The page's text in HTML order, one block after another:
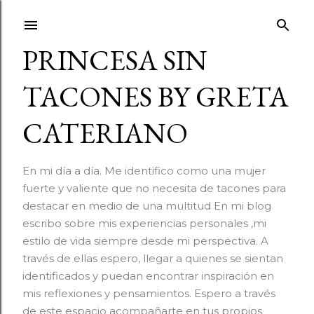
PRINCESA SIN
TACONES BY GRETA
CATERIANO
En mi día a día. Me identifico como una mujer
fuerte y valiente que no necesita de tacones para
destacar en medio de una multitud En mi blog
escribo sobre mis experiencias personales ,mi
estilo de vida siempre desde mi perspectiva. A
través de ellas espero, llegar a quienes se sientan
identificados y puedan encontrar inspiración en
mis reflexiones y pensamientos. Espero a través
de este espacio acompañarte en tus propios